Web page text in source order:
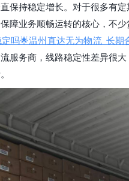
保持稳定增长。对于很多有
障业务顺畅运转的核心，不
吗🌟温州直达无为物流_长期
服务商，线路稳定性差异很